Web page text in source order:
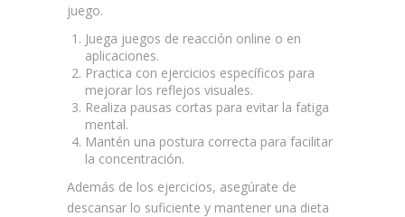
juego.
Juega juegos de reacción online o en
aplicaciones.
Practica con ejercicios específicos para
mejorar los reflejos visuales.
Realiza pausas cortas para evitar la fatiga
mental.
Mantén una postura correcta para facilitar
la concentración.
Además de los ejercicios, asegúrate de
descansar lo suficiente y mantener una dieta